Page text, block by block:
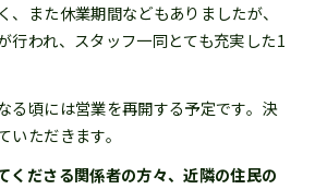
、また休業期間などもありましたが、
行われ、スタッフ一同とても充実した1
る頃には営業を再開する予定です。決
いただきます。
くださる関係者の方々、近隣の住民の